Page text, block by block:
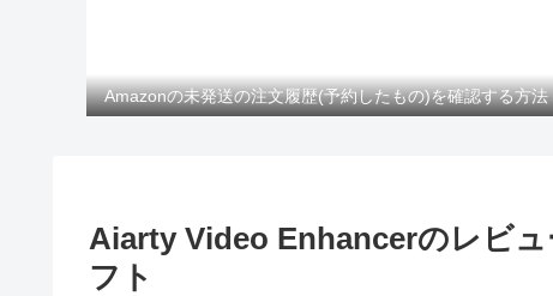
Amazonの未発送の注文履歴(予約したもの)を確認する方法
Aiarty Video Enhancerのレビュ
フト